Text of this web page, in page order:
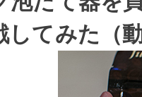
してみた（